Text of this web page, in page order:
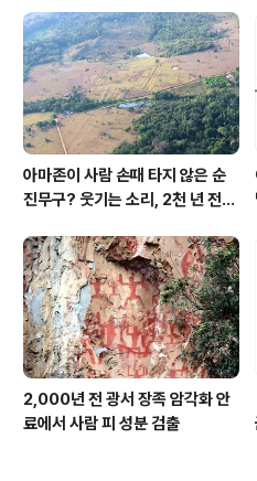
아마존이 사람 손때 타지 않은 순
진무구? 웃기는 소리, 2천 년 전에
2,000년 전 광서 장족 암각화 안
료에서 사람 피 성분 검출